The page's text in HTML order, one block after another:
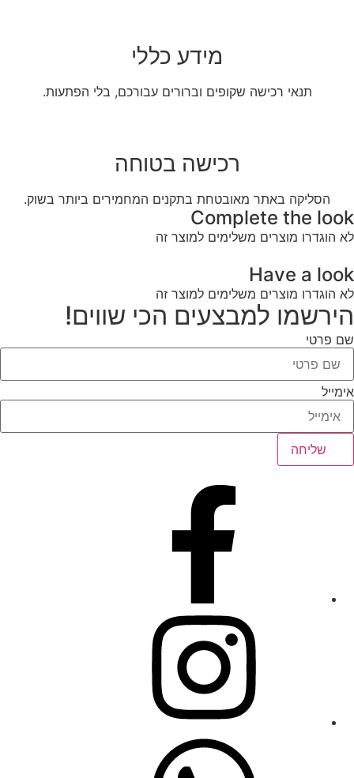
מידע כללי
תנאי רכישה שקופים וברורים עבורכם, בלי הפתעות.
רכישה בטוחה
הסליקה באתר מאובטחת בתקנים המחמירים ביותר בשוק.
Complete the look
לא הוגדרו מוצרים משלימים למוצר זה
Have a look
לא הוגדרו מוצרים משלימים למוצר זה
הירשמו למבצעים הכי שווים!
שם פרטי
אימייל
שליחה